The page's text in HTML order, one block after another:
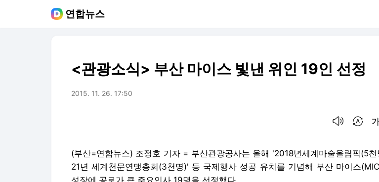
연합뉴스
<관광소식> 부산 마이스 빛낸 위인 19인 선정
2015. 11. 26. 17:50
(부산=연합뉴스) 조정호 기자 = 부산관광공사는 올해 '2018년세계마술올림픽(5
21년 세계천문연맹총회(3천명)' 등 국제행사 성공 유치를 기념해 부산 마이스
성장에 공로가 큰 주요인사 19명을 선정했다.